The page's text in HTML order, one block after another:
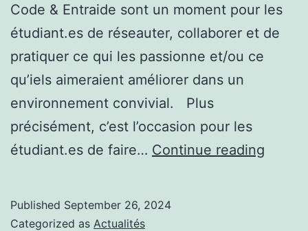
Code & Entraide sont un moment pour les
étudiant.es de réseauter, collaborer et de
pratiquer ce qui les passionne et/ou ce
qu’iels aimeraient améliorer dans un
environnement convivial. Plus
précisément, c’est l’occasion pour les
étudiant.es de faire… Continue reading
Published September 26, 2024
Categorized as Actualités